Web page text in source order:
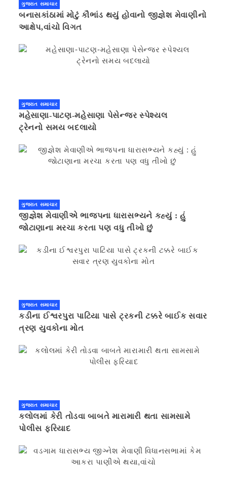
ગુજરાત સમાચાર
બનાસકાંઠામાં મોટું કૌભાંડ થયું હોવાનો જીજ્ઞેશ મેવાણીનો
આક્ષેપ,વાંચો વિગત
ગુજરાત સમાચાર
મહેસાણા-પાટણ-મહેસાણા પેસેન્જર સ્પેશ્યલ
ટ્રેનનો સમય બદલાયો
ગુજરાત સમાચાર
જીજ્ઞેશ મેવાણીએ ભાજપના ધારાસભ્યને કહ્યું : હું
જોટાણાના મરચા કરતા પણ વધુ તીખો છું
ગુજરાત સમાચાર
કડીના ઈશ્વરપુરા પાટિયા પાસે ટ્રકની ટક્કરે બાઈક સવાર
ત્રણ યુવકોના મોત
ગુજરાત સમાચાર
કલોલમાં કેરી તોડવા બાબતે મારામારી થતા સામસામે
પોલીસ ફરિયાદ